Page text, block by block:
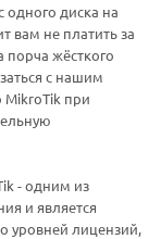
диска на
вам не платить за
жёсткого
с нашим
при
- одним из
и является
уровней лицензий,